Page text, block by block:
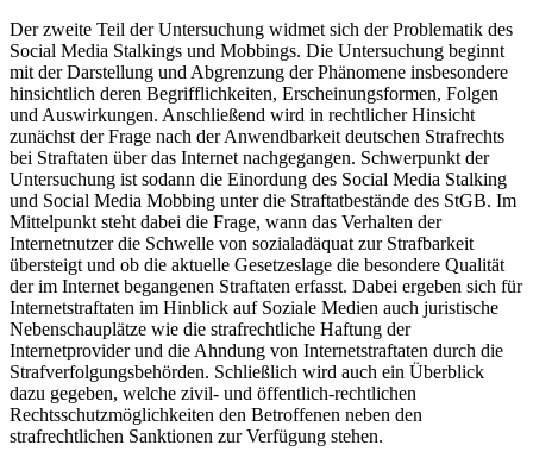
Der zweite Teil der Untersuchung widmet sich der Problematik des
Social Media Stalkings und Mobbings. Die Untersuchung beginnt
mit der Darstellung und Abgrenzung der Phänomene insbesondere
hinsichtlich deren Begrifflichkeiten, Erscheinungsformen, Folgen
und Auswirkungen. Anschließend wird in rechtlicher Hinsicht
zunächst der Frage nach der Anwendbarkeit deutschen Strafrechts
bei Straftaten über das Internet nachgegangen. Schwerpunkt der
Untersuchung ist sodann die Einordung des Social Media Stalking
und Social Media Mobbing unter die Straftatbestände des StGB. Im
Mittelpunkt steht dabei die Frage, wann das Verhalten der
Internetnutzer die Schwelle von sozialadäquat zur Strafbarkeit
übersteigt und ob die aktuelle Gesetzeslage die besondere Qualität
der im Internet begangenen Straftaten erfasst. Dabei ergeben sich für
Internetstraftaten im Hinblick auf Soziale Medien auch juristische
Nebenschauplätze wie die strafrechtliche Haftung der
Internetprovider und die Ahndung von Internetstraftaten durch die
Strafverfolgungsbehörden. Schließlich wird auch ein Überblick
dazu gegeben, welche zivil- und öffentlich-rechtlichen
Rechtsschutzmöglichkeiten den Betroffenen neben den
strafrechtlichen Sanktionen zur Verfügung stehen.